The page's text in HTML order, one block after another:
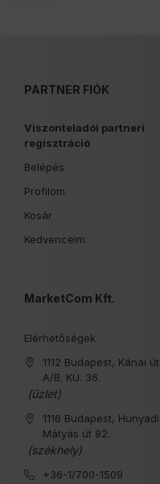
Ez a dupla DIN-sín adapter
és sínes dobozokba.
DIN sín adapter Shelly
Ez az adapter kifejezetten a
történő rögzítésére szolgál,
DIN sín adapter Shelly
Ez az adapter lehetővé
biztonságos rögzítését
Dupla DIN sín adapter 2
Ez az adapter lehetővé
modul egyidejű rögzítését
kihasználását a
PARTNER FIÓK
Viszonteladói partneri
regisztráció
Belépés
Profilom
Kosár
Kedvenceim
MarketCom Kft.
Elérhetőségek
1112 Budapest, Kánai
A/B. KÜ. 36.
(üzlet)
1116 Budapest, Hunyadi
Mátyás út 82.
(székhely)
+36-1/700-1509